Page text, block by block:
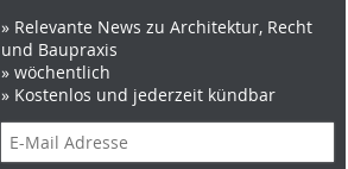
» Relevante News zu Architektur, Recht
und Baupraxis
» wöchentlich
» Kostenlos und jederzeit kündbar